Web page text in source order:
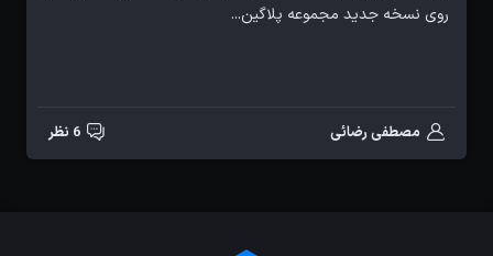
روی نسخه جدید مجموعه پلاگین...
مصطفی رضائی 6 نظر